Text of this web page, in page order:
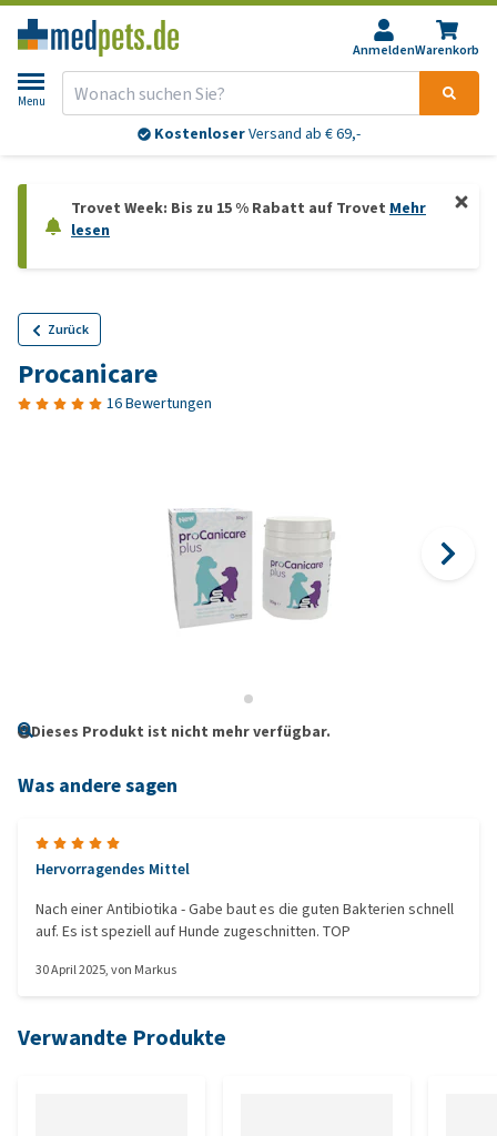
AnmeldenWarenkorb
Menu
KostenloserVersand ab € 69,-
Trovet Week: Bis zu 15 % Rabatt auf Trovet Mehr
lesen
Zurück
Procanicare
16 Bewertungen
Dieses Produkt ist nicht mehr verfügbar.
Was andere sagen
Hervorragendes Mittel
Nach einer Antibiotika - Gabe baut es die guten Bakterien schnell
auf. Es ist speziell auf Hunde zugeschnitten. TOP
30 April 2025, von Markus
Verwandte Produkte